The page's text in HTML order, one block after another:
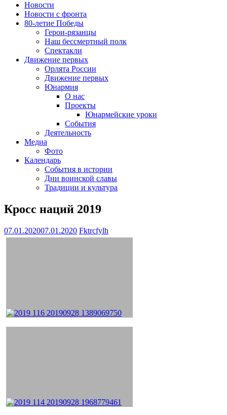
Новости
Новости с фронта
80-летие Победы
Герои-рязанцы
Наш бессмертный полк
Спектакли
Движение первых
Орлята России
Движение первых
Юнармия
О нас
Проекты
Юнармейские уроки
События
Деятельность
Медиа
Фото
Календарь
События в истории
Дни воинской славы
Традиции и культура
Кросс наций 2019
07.01.202007.01.2020 Fktrcfylh